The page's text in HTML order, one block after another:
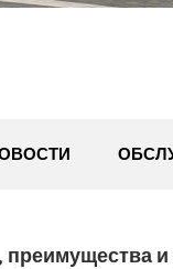
преимущества